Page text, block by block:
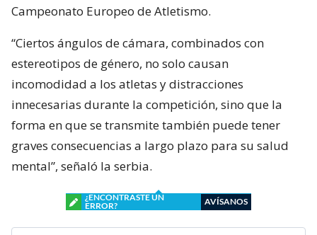
Campeonato Europeo de Atletismo.
“Ciertos ángulos de cámara, combinados con
estereotipos de género, no solo causan
incomodidad a los atletas y distracciones
innecesarias durante la competición, sino que la
forma en que se transmite también puede tener
graves consecuencias a largo plazo para su salud
mental”, señaló la serbia.
¿ENCONTRASTE UN
ERROR?
AVÍSANOS